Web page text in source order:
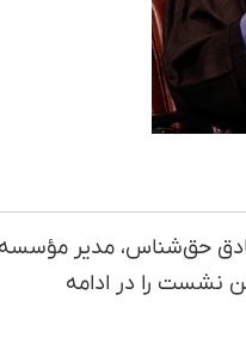
حق‌شناس، مدیر
نشست را در ادامه